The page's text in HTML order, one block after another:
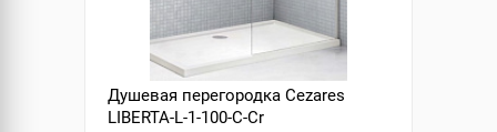
Душевая перегородка Cezares
LIBERTA-L-1-100-C-Cr